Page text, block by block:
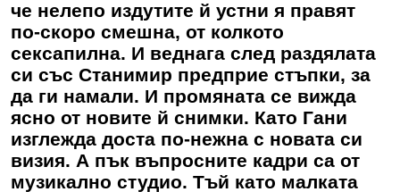
че нелепо издутите й устни я правят
по-скоро смешна, от колкото
сексапилна. И веднага след раздялата
си със Станимир предприе стъпки, за
да ги намали. И промяната се вижда
ясно от новите й снимки. Като Гани
изглежда доста по-нежна с новата си
визия. А пък въпросните кадри са от
музикално студио. Тъй като малката